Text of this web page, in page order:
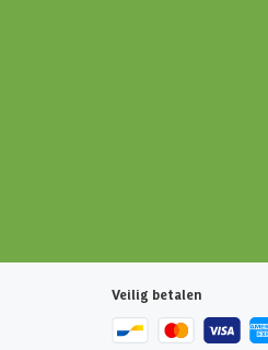
Veilig betalen